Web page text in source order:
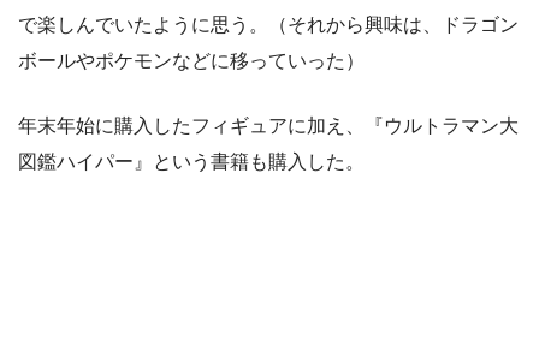
で楽しんでいたように思う。（それから興味は、ドラゴン
ボールやポケモンなどに移っていった）
年末年始に購入したフィギュアに加え、『ウルトラマン大
図鑑ハイパー』という書籍も購入した。